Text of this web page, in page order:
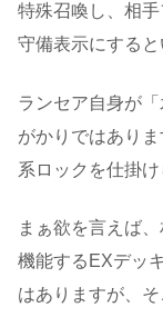
特殊召喚し、相
守備表示にすると
ランセア自身が
がかりではあり
系ロックを仕掛
まぁ欲を言えば
機能するEXデッ
はありますが、